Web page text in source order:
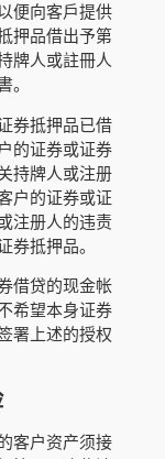
便向客戶提供
押品借出予第
牌人或註冊人
。
券抵押品已借
的证券或证券
持牌人或注册
户的证券或证
注册人的违责
抵押品。
借贷的现金帐
希望本身证券
署上述的授权
客户资产须接